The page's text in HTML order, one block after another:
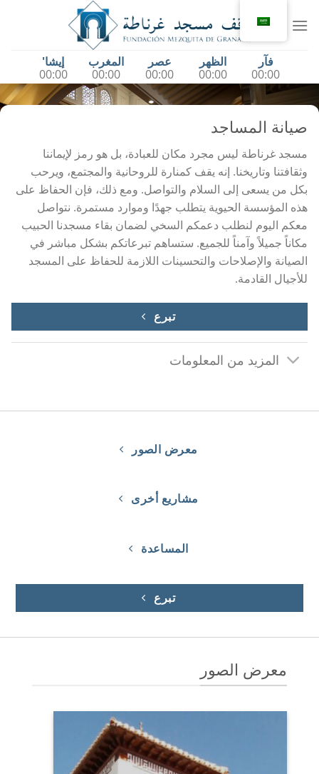
للمحتوى
فآر
00:00
الظهر
00:00
عصر
00:00
المغرب
00:00
إيشا'
00:00
صيانة المساجد
مسجد غرناطة ليس مجرد مكان للعبادة، بل هو رمز لإيماننا
وثقافتنا وتاريخنا. إنه يقف كمنارة للروحانية والمجتمع، ويرحب
بكل من يسعى إلى السلام والتواصل. ومع ذلك، فإن الحفاظ على
هذه المؤسسة الحيوية يتطلب جهدًا وموارد مستمرة. نتواصل
معكم اليوم لنطلب دعمكم السخي لضمان بقاء مسجدنا الحبيب
مكاناً جميلاً وآمناً للجميع. ستساهم تبرعاتكم بشكل مباشر في
الصيانة والإصلاحات والتحسينات اللازمة للحفاظ على المسجد
للأجيال القادمة.
تبرع
المزيد من المعلومات
معرض الصور
مشاريع أخرى
المساعدة
تبرع
معرض الصور